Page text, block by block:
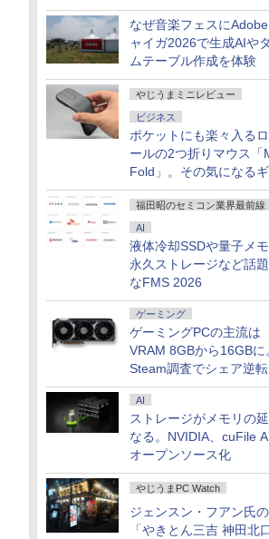
なぜ音楽フェスに
ャイガ2026で生成AIや
ムテーブル作成を体験
やじうまミニレビュー
ビジネス
ポケットにも楽々入る
ールの2つ折りマウス「
Fold」。その気になるギ
クとは？
福田昭のセミコン業界最前線
AI
液体冷却SSDや量子メモ
永久ストレージなど話
なFMS 2026
ゲーミング
ゲーミングPCの主流は
VRAM 8GBから16GBに
Steam調査でシェア逆転
AI
ストレージがメモリの
なる。NVIDIA、cuFile
オープンソース化
やじうまPC Watch
ジェンスン・フアン氏
「やきとん三吉 神田北